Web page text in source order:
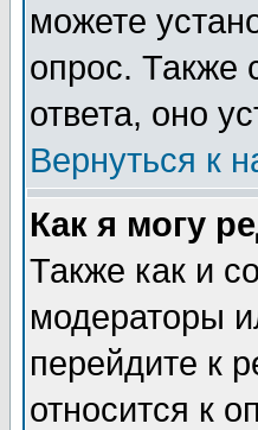
можете
опрос. Также
ответа, оно
Вернуться к
Как я могу
Также как и
модераторы
перейдите к
относится к